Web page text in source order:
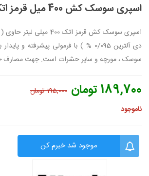
اسپری سوسک کش 400 میل قرمز اتک
دی آلترین 0/095 % ) با فرمولی پیشرفته و
سوسک ، مورچه و سایر حشرات است. جهت مصارف
189,700 تومان
195,000 تومان
ناموجود
موجود شد خبرم کن